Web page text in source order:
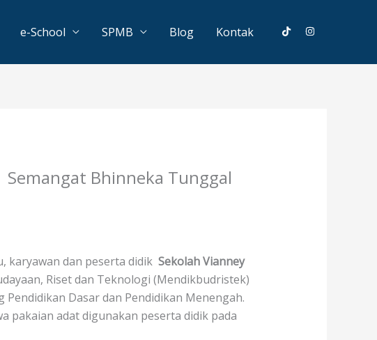
e-School SPMB Blog Kontak
Bhinneka Tunggal
karyawan dan peserta didik Sekolah Vianney
Riset dan Teknologi (Mendikbudristek)
Dasar dan Pendidikan Menengah.
pakaian adat digunakan peserta didik pada